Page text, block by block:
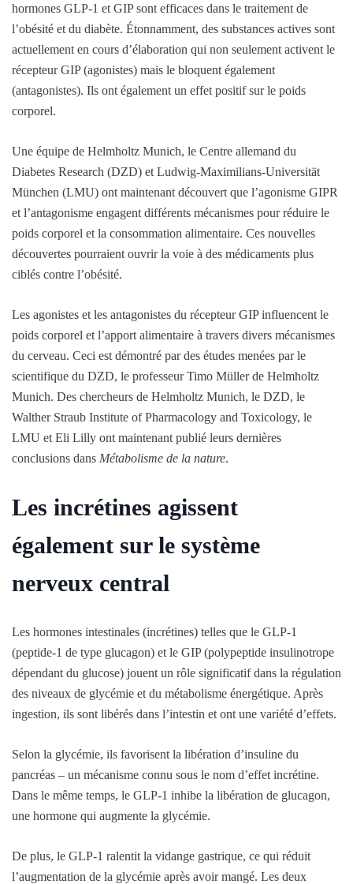
hormones GLP-1 et GIP sont efficaces dans le traitement de
l’obésité et du diabète. Étonnamment, des substances actives sont
actuellement en cours d’élaboration qui non seulement activent le
récepteur GIP (agonistes) mais le bloquent également
(antagonistes). Ils ont également un effet positif sur le poids
corporel.
Une équipe de Helmholtz Munich, le Centre allemand du
Diabetes Research (DZD) et Ludwig-Maximilians-Universität
München (LMU) ont maintenant découvert que l’agonisme GIPR
et l’antagonisme engagent différents mécanismes pour réduire le
poids corporel et la consommation alimentaire. Ces nouvelles
découvertes pourraient ouvrir la voie à des médicaments plus
ciblés contre l’obésité.
Les agonistes et les antagonistes du récepteur GIP influencent le
poids corporel et l’apport alimentaire à travers divers mécanismes
du cerveau. Ceci est démontré par des études menées par le
scientifique du DZD, le professeur Timo Müller de Helmholtz
Munich. Des chercheurs de Helmholtz Munich, le DZD, le
Walther Straub Institute of Pharmacology and Toxicology, le
LMU et Eli Lilly ont maintenant publié leurs dernières
conclusions dans Métabolisme de la nature.
Les incrétines agissent
également sur le système
nerveux central
Les hormones intestinales (incrétines) telles que le GLP-1
(peptide-1 de type glucagon) et le GIP (polypeptide insulinotrope
dépendant du glucose) jouent un rôle significatif dans la régulation
des niveaux de glycémie et du métabolisme énergétique. Après
ingestion, ils sont libérés dans l’intestin et ont une variété d’effets.
Selon la glycémie, ils favorisent la libération d’insuline du
pancréas – un mécanisme connu sous le nom d’effet incrétine.
Dans le même temps, le GLP-1 inhibe la libération de glucagon,
une hormone qui augmente la glycémie.
De plus, le GLP-1 ralentit la vidange gastrique, ce qui réduit
l’augmentation de la glycémie après avoir mangé. Les deux